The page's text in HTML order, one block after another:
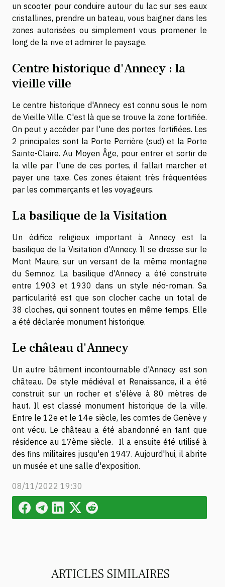
un scooter pour conduire autour du lac sur ses eaux
cristallines, prendre un bateau, vous baigner dans les
zones autorisées ou simplement vous promener le
long de la rive et admirer le paysage.
Centre historique d'Annecy : la
vieille ville
Le centre historique d'Annecy est connu sous le nom
de Vieille Ville. C'est là que se trouve la zone fortifiée.
On peut y accéder par l'une des portes fortifiées. Les
2 principales sont la Porte Perrière (sud) et la Porte
Sainte-Claire. Au Moyen Âge, pour entrer et sortir de
la ville par l'une de ces portes, il fallait marcher et
payer une taxe. Ces zones étaient très fréquentées
par les commerçants et les voyageurs.
La basilique de la Visitation
Un édifice religieux important à Annecy est la
basilique de la Visitation d'Annecy. Il se dresse sur le
Mont Maure, sur un versant de la même montagne
du Semnoz. La basilique d'Annecy a été construite
entre 1903 et 1930 dans un style néo-roman. Sa
particularité est que son clocher cache un total de
38 cloches, qui sonnent toutes en même temps. Elle
a été déclarée monument historique.
Le château d'Annecy
Un autre bâtiment incontournable d'Annecy est son
château. De style médiéval et Renaissance, il a été
construit sur un rocher et s'élève à 80 mètres de
haut. Il est classé monument historique de la ville.
Entre le 12e et le 14e siècle, les comtes de Genève y
ont vécu. Le château a été abandonné en tant que
résidence au 17ème siècle. Il a ensuite été utilisé à
des fins militaires jusqu'en 1947. Aujourd'hui, il abrite
un musée et une salle d'exposition.
08/11/2022 19:30
ARTICLES SIMILAIRES